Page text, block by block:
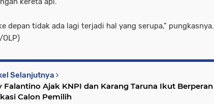
depan tidak ada lagi terjadi hal yang serupa," pungkasnya.
Selanjutnya
Falantino Ajak KNPI dan Karang Taruna Ikut Berperan
Calon Pemilih